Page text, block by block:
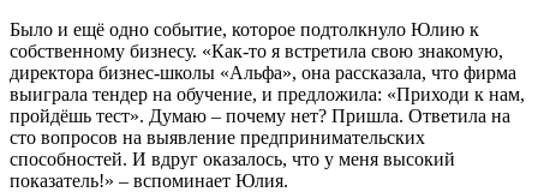
Было и ещё одно событие, которое подтолкнуло Юлию к
собственному бизнесу. «Как-то я встретила свою знакомую,
директора бизнес-школы «Альфа», она рассказала, что фирма
выиграла тендер на обучение, и предложила: «Приходи к нам,
пройдёшь тест». Думаю – почему нет? Пришла. Ответила на
сто вопросов на выявление предпринимательских
способностей. И вдруг оказалось, что у меня высокий
показатель!» – вспоминает Юлия.